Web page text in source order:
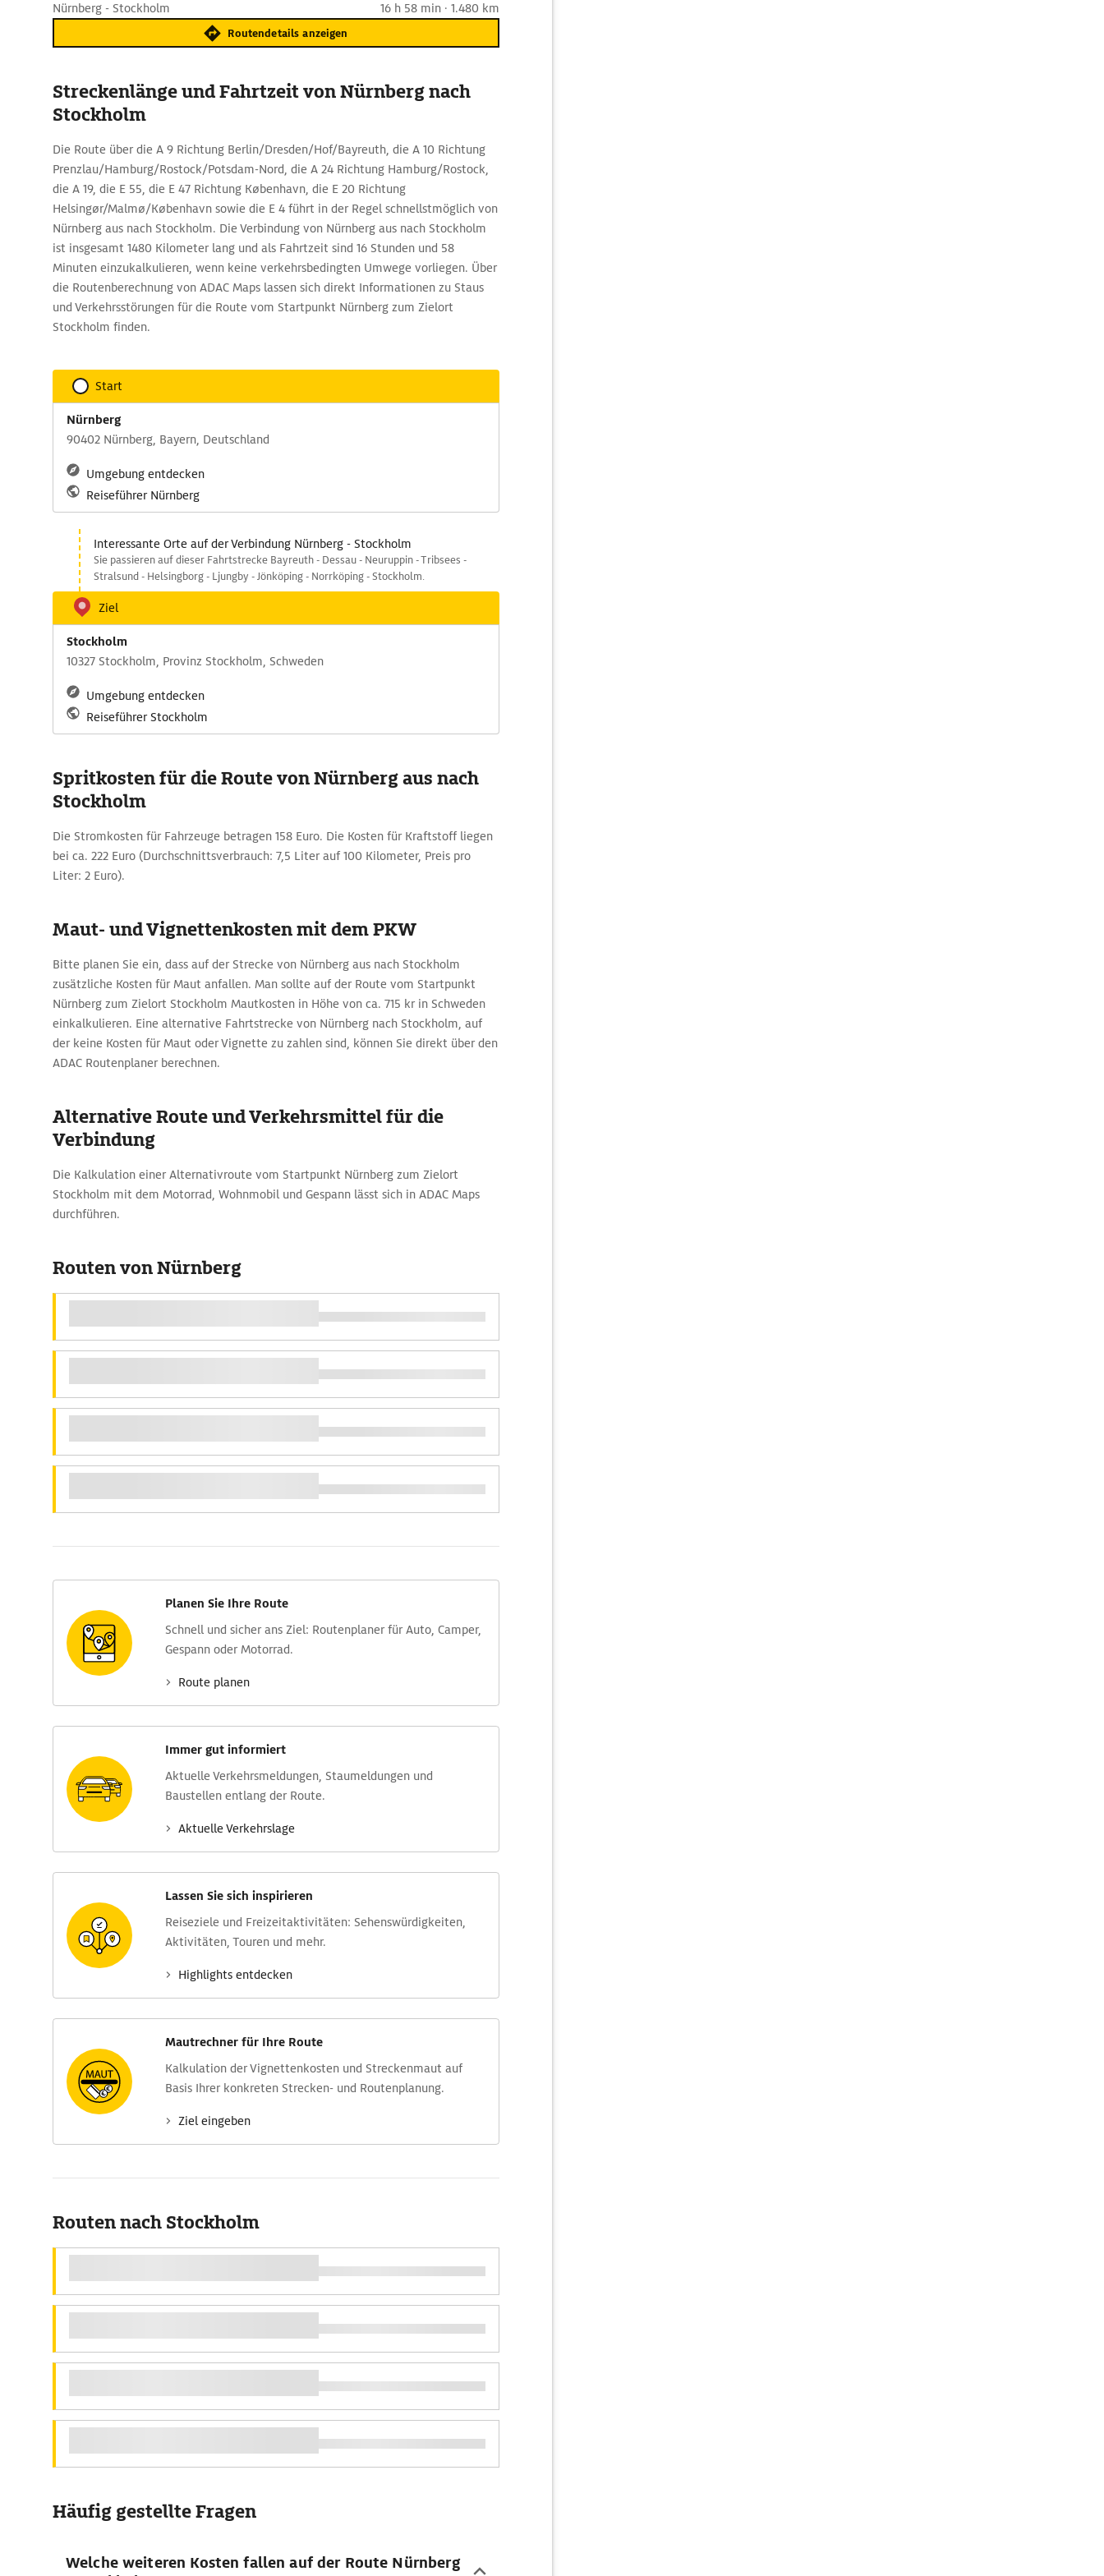
Nürnberg - Stockholm 16 h 58 min · 1.480 km
Routendetails anzeigen
Streckenlänge und Fahrtzeit von Nürnberg nach
Stockholm
Die Route über die A 9 Richtung Berlin/Dresden/Hof/Bayreuth, die A 10 Richtung
Prenzlau/Hamburg/Rostock/Potsdam-Nord, die A 24 Richtung Hamburg/Rostock,
die A 19, die E 55, die E 47 Richtung København, die E 20 Richtung
Helsingør/Malmø/København sowie die E 4 führt in der Regel schnellstmöglich von
Nürnberg aus nach Stockholm. Die Verbindung von Nürnberg aus nach Stockholm
ist insgesamt 1480 Kilometer lang und als Fahrtzeit sind 16 Stunden und 58
Minuten einzukalkulieren, wenn keine verkehrsbedingten Umwege vorliegen. Über
die Routenberechnung von ADAC Maps lassen sich direkt Informationen zu Staus
und Verkehrsstörungen für die Route vom Startpunkt Nürnberg zum Zielort
Stockholm finden.
Start
Nürnberg
90402 Nürnberg, Bayern, Deutschland
Umgebung entdecken
Reiseführer Nürnberg
Interessante Orte auf der Verbindung Nürnberg - Stockholm
Sie passieren auf dieser Fahrtstrecke Bayreuth - Dessau - Neuruppin - Tribsees -
Stralsund - Helsingborg - Ljungby - Jönköping - Norrköping - Stockholm.
Ziel
Stockholm
10327 Stockholm, Provinz Stockholm, Schweden
Umgebung entdecken
Reiseführer Stockholm
Spritkosten für die Route von Nürnberg aus nach
Stockholm
Die Stromkosten für Fahrzeuge betragen 158 Euro. Die Kosten für Kraftstoff liegen
bei ca. 222 Euro (Durchschnittsverbrauch: 7,5 Liter auf 100 Kilometer, Preis pro
Liter: 2 Euro).
Maut- und Vignettenkosten mit dem PKW
Bitte planen Sie ein, dass auf der Strecke von Nürnberg aus nach Stockholm
zusätzliche Kosten für Maut anfallen. Man sollte auf der Route vom Startpunkt
Nürnberg zum Zielort Stockholm Mautkosten in Höhe von ca. 715 kr in Schweden
einkalkulieren. Eine alternative Fahrtstrecke von Nürnberg nach Stockholm, auf
der keine Kosten für Maut oder Vignette zu zahlen sind, können Sie direkt über den
ADAC Routenplaner berechnen.
Alternative Route und Verkehrsmittel für die
Verbindung
Die Kalkulation einer Alternativroute vom Startpunkt Nürnberg zum Zielort
Stockholm mit dem Motorrad, Wohnmobil und Gespann lässt sich in ADAC Maps
durchführen.
Routen von Nürnberg
Planen Sie Ihre Route
Schnell und sicher ans Ziel: Routen­planer für Auto, Camper,
Gespann oder Motorrad.
Route planen
Immer gut informiert
Aktuelle Verkehrs­meldungen, Stau­meldungen und
Baustellen entlang der Route.
Aktuelle Verkehrs­lage
Lassen Sie sich inspirieren
Reise­ziele und Freizeit­aktivitäten: Sehens­würdig­keiten,
Aktivitäten, Touren und mehr.
Highlights entdecken
Mautrechner für Ihre Route
Kalkulation der Vignettenkosten und Streckenmaut auf
Basis Ihrer konkreten Strecken- und Routenplanung.
Ziel eingeben
Routen nach Stockholm
Häufig gestellte Fragen
Welche weiteren Kosten fallen auf der Route Nürnberg